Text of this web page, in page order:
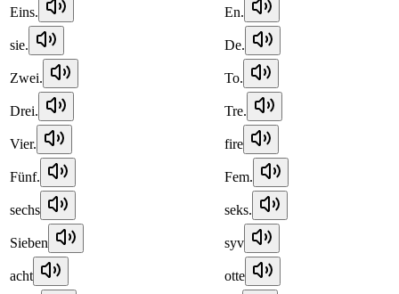
Eins. En.
sie. De.
Zwei. To.
Drei. Tre.
Vier. fire
Fünf. Fem.
sechs seks.
Sieben syv
acht otte